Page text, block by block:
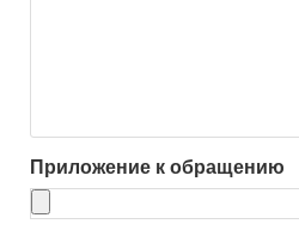
Приложение к обращению